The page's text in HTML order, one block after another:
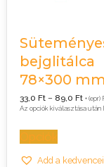
bejglitálca
78×300 mm
33,0Ft – 89,0Ft
33,0
-
+
Az opciók kiválasztása után
Opciók
Add a